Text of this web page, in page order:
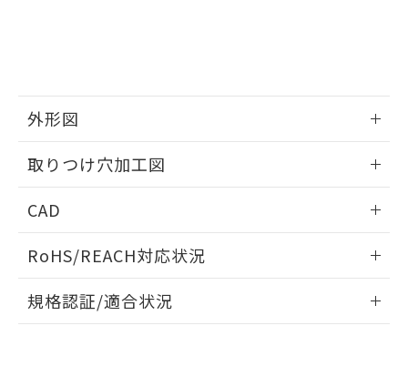
外形図
取りつけ穴加工図
CAD
ドすることができます。
ログイン/会員登録
RoHS/REACH対応状況
EU RoHS 注意事項・凡例
規格認証/適合状況
および当社の共同利用者が、当社の製
※当社の共同利用者とは、
の共同利用に関して"
の「1.共同利
とができます。
EU RoHS指令（10物質）の非含有証明書
ものではありません。
また、RoHS指令のフタル酸エステル類４
物質の対応では、対応完了までの期間は出
荷製品に未対応品が混在することから備考
欄に対応日を記載しておりました。